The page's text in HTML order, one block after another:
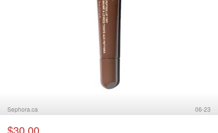
Sephora.ca 06-23
$30.00